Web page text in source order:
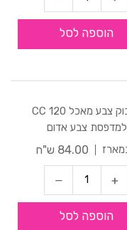
הוספה לסל
בקבוק צבע מאכל 120 CC
למדפסת צבע אדום
84.00 ש"ח
הוספה לסל